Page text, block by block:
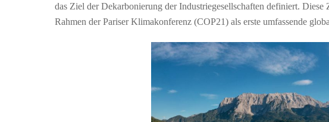
das Ziel der Dekarbonierung der Industriegesellschaften definiert.
Rahmen der Pariser Klimakonferenz (COP21) als erste umfassende